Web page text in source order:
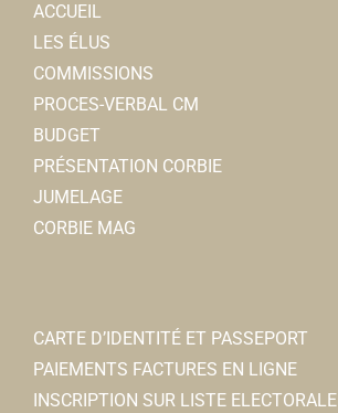
ACCUEIL
LES ÉLUS
COMMISSIONS
PROCES-VERBAL CM
BUDGET
PRÉSENTATION CORBIE
JUMELAGE
CORBIE MAG
CARTE D’IDENTITÉ ET PASSEPORT
PAIEMENTS FACTURES EN LIGNE
INSCRIPTION SUR LISTE ELECTORALE